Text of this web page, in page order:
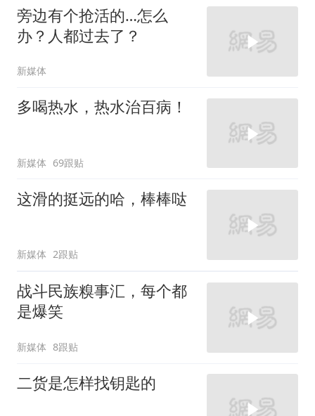
旁边有个抢活的…怎么
办？人都过去了？
新媒体
多喝热水，热水治百病！
新媒体 69跟贴
这滑的挺远的哈，棒棒哒
新媒体 2跟贴
战斗民族糗事汇，每个都
是爆笑
新媒体 8跟贴
二货是怎样找钥匙的